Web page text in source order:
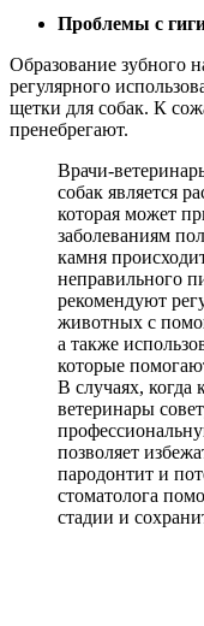
Проблемы с
Образование зубного
регулярного
щетки для собак. К
пренебрегают.
Врачи-
собак является
которая может
заболеваниям
камня
неправильного
рекомендуют
животных с
а также
которые
В случаях, когда
ветеринары
позволяет
пародонтит и
стоматолога
стадии и